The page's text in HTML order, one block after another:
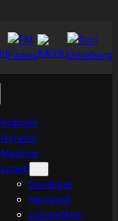
Klubben
Nyheter
Matcher
Lagen
Damlaget
Herrlaget
Competition